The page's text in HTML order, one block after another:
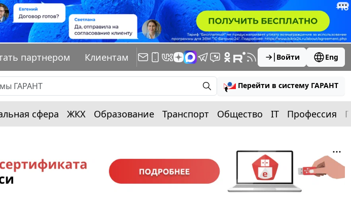
партнером Клиентам Войти Eng
Перейти в систему ГАРАНТ
сфера ЖКХ Образование Транспорт Общество IT Профессия